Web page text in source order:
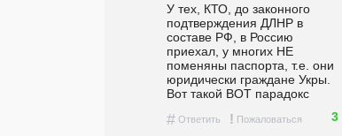
У тех, КТО, до законного
подтверждения ДЛНР в
составе РФ, в Россию
приехал, у многих НЕ
поменяны паспорта, т.е. они
юридически граждане Укры.
Вот такой ВОТ парадокс
# Ответить ! Пожаловаться 3